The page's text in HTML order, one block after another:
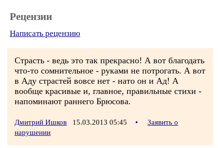
Рецензии
Написать рецензию
Страсть - ведь это так прекрасно! А вот благодать
что-то сомнительное - руками не потрогать. А вот
в Аду страстей вовсе нет - нато он и Ад! А
вообще красивые и, главное, правильные стихи -
напоминают раннего Брюсова.
Дмитрий Ишков 15.03.2013 05:45 •
Заявить о
нарушении